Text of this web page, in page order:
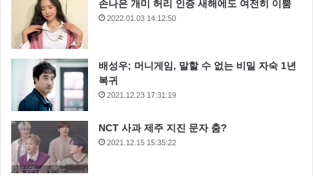
손나은 개미 허리 인증 새해에도 여전히 이뿜
2022.01.03 14:12:50
배성우; 머니게임, 말할 수 없는 비밀 자숙 1년
복귀
2021.12.23 17:31:19
NCT 사과 제주 지진 문자 춤?
2021.12.15 15:35:22